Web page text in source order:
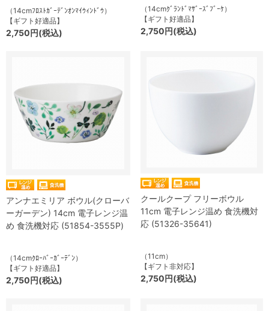
（14cmﾌﾛｽﾄｶﾞｰﾃﾞﾝｵﾝﾏｲｳｨﾝﾄﾞｳ）
【ギフト好適品】
2,750円(税込)
（14cmｸﾞﾗﾝﾄﾞﾏｻﾞｰｽﾞﾌﾞｰｹ）
【ギフト好適品】
2,750円(税込)
アンナエミリア ボウル(クローバ
ーガーデン) 14cm 電子レンジ温
め 食洗機対応 (51854-3555P)
（14cmｸﾛｰﾊﾞｰｶﾞｰﾃﾞﾝ）
【ギフト好適品】
2,750円(税込)
クールクープ フリーボウル
11cm 電子レンジ温め 食洗機対
応 (51326-35641)
（11cm）
【ギフト非対応】
2,750円(税込)